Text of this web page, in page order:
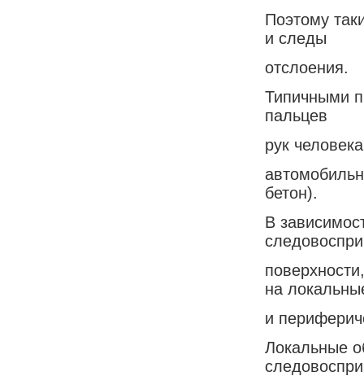
Поэтому
и следы
отслоения.
Типичными
пальцев
рук
бетон).
В
на
и
Локальные